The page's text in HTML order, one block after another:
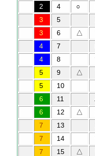
2
4 ○
3
5
3
6 △
4
7
4
8
5
9 △
5
10
6
11
6
12 △
7
13
7
14
7
15 △